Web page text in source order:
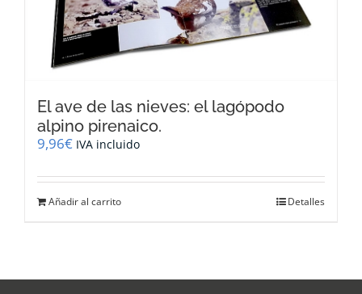
El ave de las nieves: el lagópodo
alpino pirenaico.
9,96€ IVA incluido
Añadir al carrito Detalles